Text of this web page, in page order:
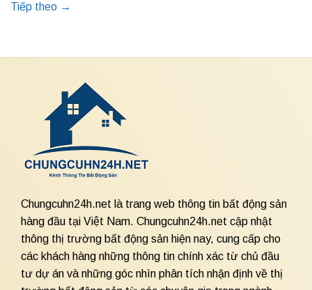
Tiếp theo →
Chungcuhn24h.net là trang web thông tin bất động sản
hàng đầu tại Việt Nam. Chungcuhn24h.net cập nhật
thông thị trường bất động sản hiện nay, cung cấp cho
các khách hàng những thông tin chính xác từ chủ đầu
tư dự án và những góc nhìn phân tích nhận định về thị